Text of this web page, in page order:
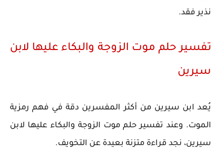
نذير فقد.
تفسير حلم موت الزوجة والبكاء عليها لابن
سيرين
يُعد ابن سيرين من أكثر المفسرين دقة في فهم رمزية
الموت. وعند تفسير حلم موت الزوجة والبكاء عليها لابن
سيرين، نجد قراءة متزنة بعيدة عن التخويف.